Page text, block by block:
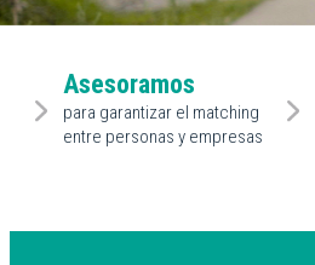
Asesoramos
para garantizar el matching
entre personas y empresas